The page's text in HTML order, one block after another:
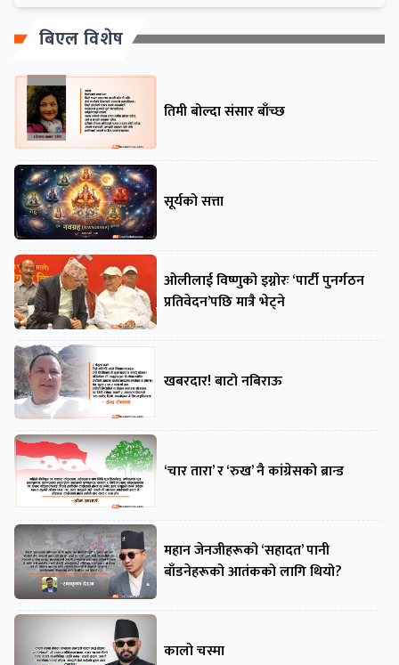
बिएल विशेष
तिमी बोल्दा संसार बाँच्छ
सूर्यको सत्ता
ओलीलाई विष्णुको इग्नोरः ‘पार्टी पुनर्गठन
प्रतिवेदन’पछि मात्रै भेट्ने
खबरदार! बाटो नबिराऊ
‘चार तारा’ र ‘रुख’ नै कांग्रेसको ब्रान्ड
महान जेनजीहरूको ‘सहादत’ पानी
बाँडनेहरूको आतंकको लागि थियो?
कालो चस्मा